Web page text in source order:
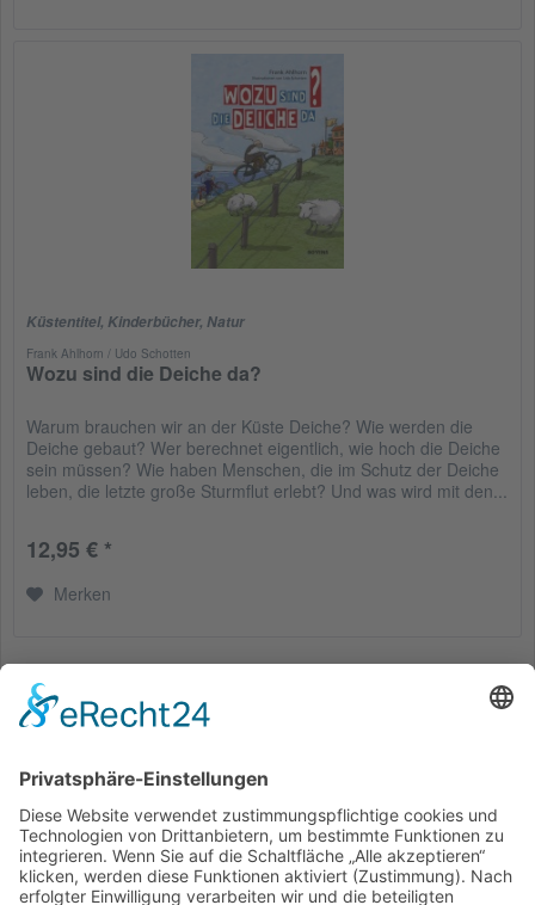
Küstentitel,Kinderbücher,Natur
Frank Ahlhorn / Udo Schotten
Wozu sind die Deiche da?
Warum brauchen wir an der Küste Deiche? Wie werden die
Deiche gebaut? Wer berechnet eigentlich, wie hoch die Deiche
sein müssen? Wie haben Menschen, die im Schutz der Deiche
leben, die letzte große Sturmflut erlebt? Und was wird mit den...
12,95 € *
Merken
Service Hotline
Shop Service